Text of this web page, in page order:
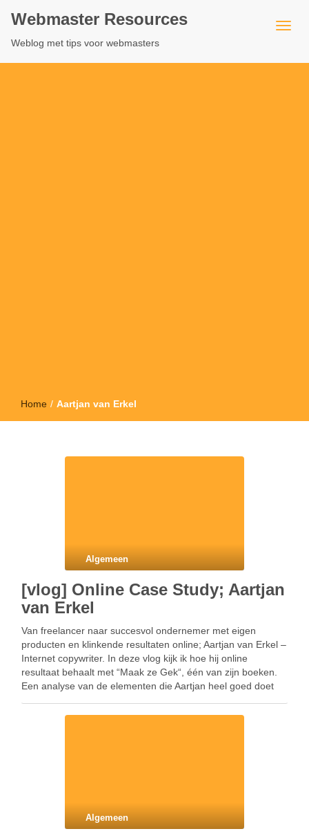
Webmaster Resources
Weblog met tips voor webmasters
Home / Aartjan van Erkel
Algemeen
[vlog] Online Case Study; Aartjan
van Erkel
Van freelancer naar succesvol ondernemer met eigen
producten en klinkende resultaten online; Aartjan van Erkel –
Internet copywriter. In deze vlog kijk ik hoe hij online
resultaat behaalt met “Maak ze Gek“, één van zijn boeken.
Een analyse van de elementen die Aartjan heel goed doet
Algemeen